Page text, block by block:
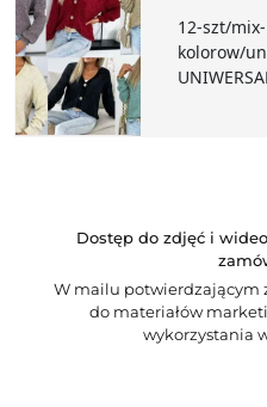
12-szt/mix-
kolorow/
Dostęp do zdjęć i
W mailu potwierdzającym
do materiałów
wykorzystania